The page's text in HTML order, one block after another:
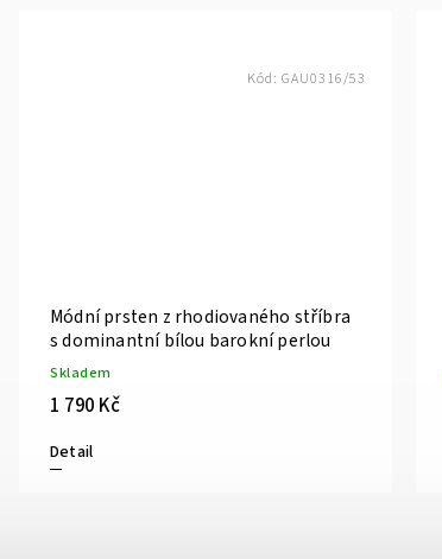
Módní prsten z rhodiovaného stříbra
s dominantní bílou barokní perlou
Skladem
1 790 Kč
Detail
Kód: GAU0316/53